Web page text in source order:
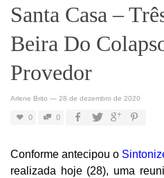
Santa Casa –
Beira Do
Provedor
Arlene Brito — 28 de dezembro de 2020
0 0
Conforme antecipou o
realizada hoje (28), uma